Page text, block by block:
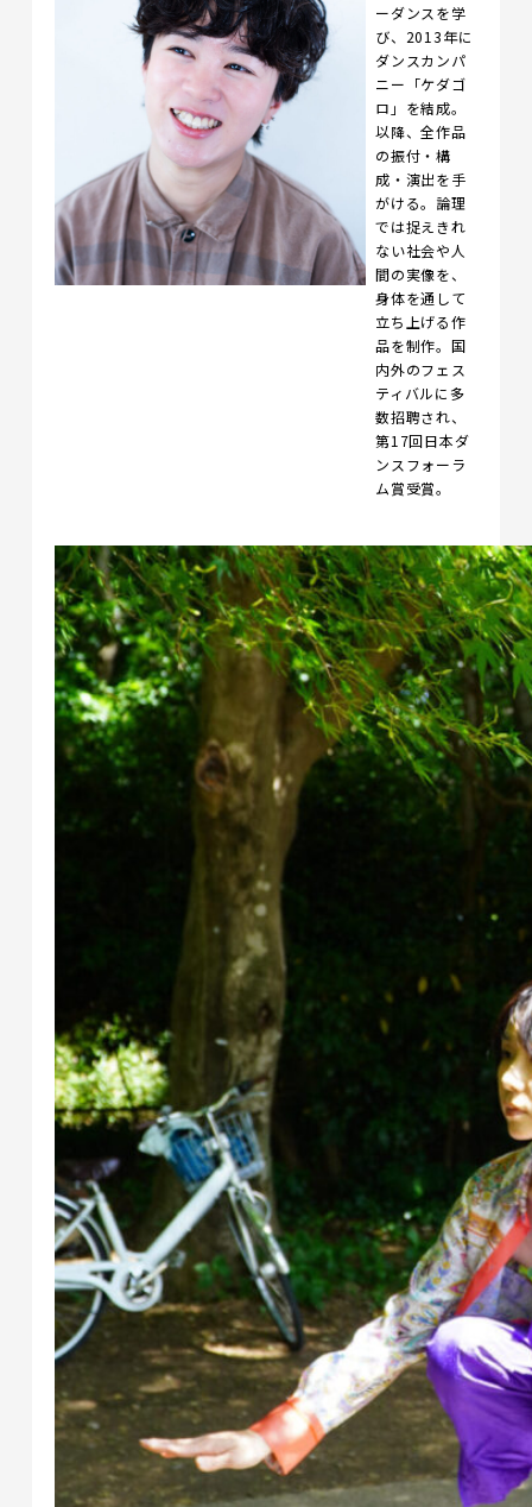
ーダンスを学
び、2013年に
ダンスカンパ
ニー「ケダゴ
ロ」を結成。
以降、全作品
の振付・構
成・演出を手
がける。論理
では捉えきれ
ない社会や人
間の実像を、
身体を通して
立ち上げる作
品を制作。国
内外のフェス
ティバルに多
数招聘され、
第17回日本ダ
ンスフォーラ
ム賞受賞。